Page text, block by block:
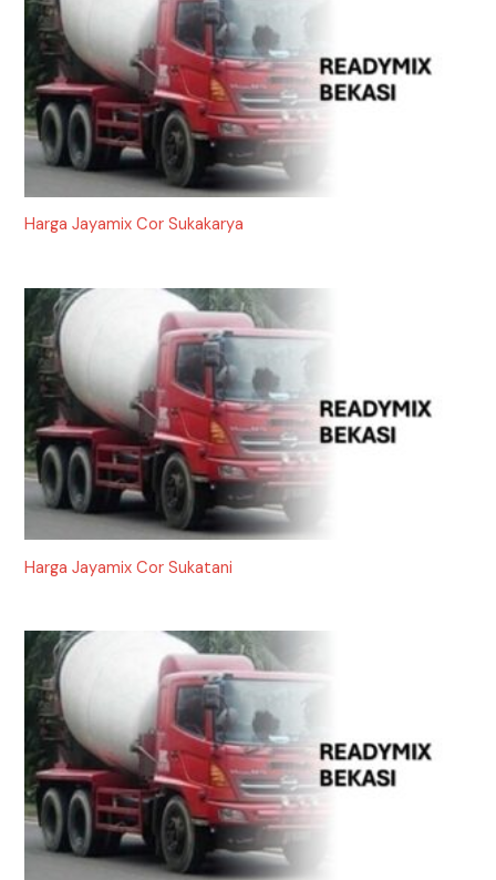
Harga Jayamix Cor Sukakarya
Harga Jayamix Cor Sukatani